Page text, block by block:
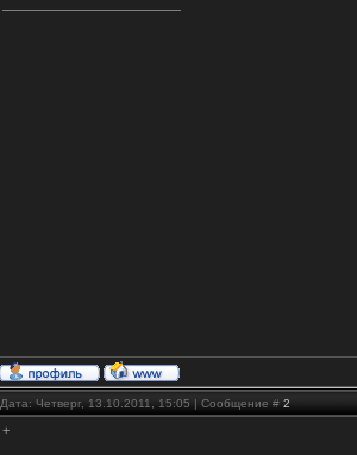
Дата: Четверг, 13.10.2011, 15:05 | Сообщение # 2
+